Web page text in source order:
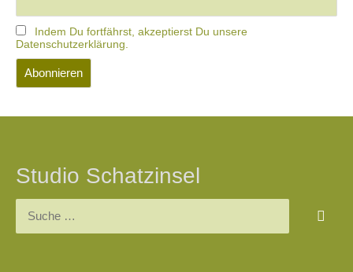
Indem Du fortfährst, akzeptierst Du unsere
Datenschutzerklärung.
Studio Schatzinsel